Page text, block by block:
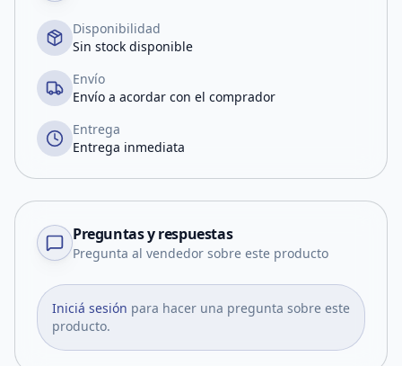
Disponibilidad
Sin stock disponible
Envío
Envío a acordar con el comprador
Entrega
Entrega inmediata
Preguntas y respuestas
Pregunta al vendedor sobre este producto
Iniciá sesión para hacer una pregunta sobre este
producto.